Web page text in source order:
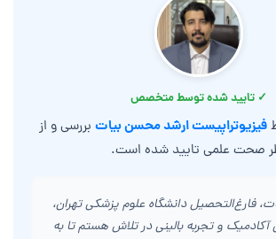
✓ تایید شده توسط متخصص
فیزیوتراپیست ارشد محسن بیات بررسی و از
صحت علمی تایید شده است.
فارغ‌التحصیل دانشگاه علوم پزشکی تهران،
و تجربه بالینی در تلاش هستم تا به